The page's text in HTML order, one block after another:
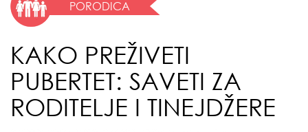
PORODICA
KAKO PREŽIVETI
PUBERTET: SAVETI ZA
RODITELJE I TINEJDŽERE